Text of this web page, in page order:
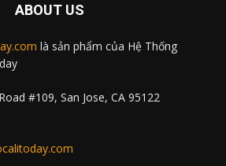
ABOUT US
là sản phẩm của Hệ Thống
#109, San Jose, CA 95122